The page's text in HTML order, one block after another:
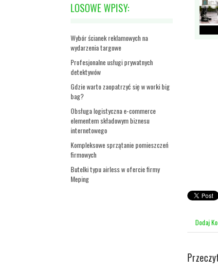
LOSOWE WPISY:
Wybór ścianek reklamowych na
wydarzenia targowe
Profesjonalne usługi prywatnych
detektywów
Gdzie warto zaopatrzyć się w worki big
bag?
Obsługa logistyczna e-commerce
elementem składowym biznesu
internetowego
Kompleksowe sprzątanie pomieszczeń
firmowych
Butelki typu airless w ofercie firmy
Meping
Dodaj